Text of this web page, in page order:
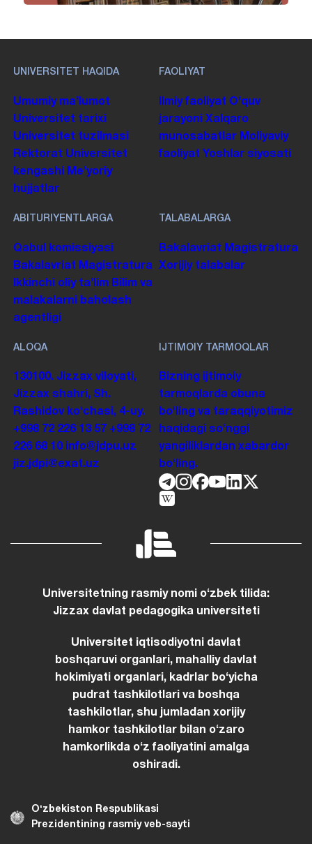
UNIVERSITET HAQIDA
Umumiy maʼlumot
Universitet tarixi
Universitet tuzilmasi
Rektorat Universitet
kengashi Me'yoriy
hujjatlar
FAOLIYAT
Ilmiy faoliyat Oʻquv
jarayoni Xalqaro
munosabatlar Moliyaviy
faoliyat Yoshlar siyosati
ABITURIYENTLARGA
Qabul komissiyasi
Bakalavriat Magistratura
Ikkinchi oliy taʼlim Bilim va
malakalarni baholash
agentligi
TALABALARGA
Bakalavriat Magistratura
Xorijiy talabalar
ALOQA
130100. Jizzax viloyati,
Jizzax shahri, Sh.
Rashidov koʻchasi, 4-uy.
+998 72 226 13 57 +998 72
226 68 10
info@jdpu.uz
jiz.jdpi@exat.uz
IJTIMOIY TARMOQLAR
Bizning ijtimoiy
tarmoqlarda obuna
boʻling va taraqqiyotimiz
haqidagi soʻnggi
yangiliklardan xabardor
boʻling.
Universitetning rasmiy nomi oʻzbek tilida:
Jizzax davlat pedagogika universiteti
Universitet iqtisodiyotni davlat
boshqaruvi organlari, mahalliy davlat
hokimiyati organlari, kadrlar boʻyicha
pudrat tashkilotlari va boshqa
tashkilotlar, shu jumladan xorijiy
hamkor tashkilotlar bilan oʻzaro
hamkorlikda oʻz faoliyatini amalga
oshiradi.
Oʻzbekiston Respublikasi
Prezidentining rasmiy veb-sayti